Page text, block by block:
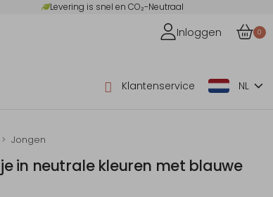
Levering is snel en CO₂-Neutraal
Inloggen 0
Klantenservice NL
Jongen
in neutrale kleuren met blauwe